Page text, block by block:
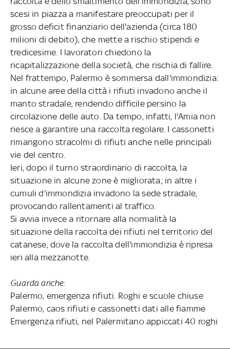
scesi in piazza a manifestare preoccupati per il
grosso deficit finanziario dell'azienda (circa 180
milioni di debito), che mette a rischio stipendi e
tredicesime. I lavoratori chiedono la
ricapitalizzazione della società, che rischia di fallire.
Nel frattempo, Palermo è sommersa dall'immondizia:
in alcune aree della città i rifiuti invadono anche il
manto stradale, rendendo difficile persino la
circolazione delle auto. Da tempo, infatti, l'Amia non
riesce a garantire una raccolta regolare. I cassonetti
rimangono stracolmi di rifiuti anche nelle principali
vie del centro.
Ieri, dopo il turno straordinario di raccolta, la
situazione in alcune zone è migliorata; in altre i
cumuli d'immondizia invadono la sede stradale,
provocando rallentamenti al traffico.
Si avvia invece a ritornare alla normalità la
situazione della raccolta dei rifiuti nel territorio del
catanese, dove la raccolta dell'immondizia è ripresa
ieri alla mezzanotte.
Guarda anche:
Palermo, emergenza rifiuti. Roghi e scuole chiuse
Palermo, caos rifiuti e cassonetti dati alle fiamme
Emergenza rifiuti, nel Palermitano appiccati 40 roghi